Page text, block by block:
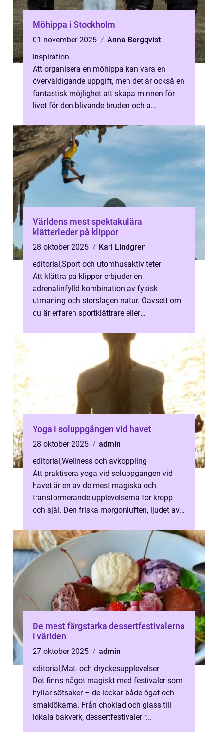
Möhippa i Stockholm
01 november 2025
Anna Bergqvist
inspiration
Att organisera en möhippa kan vara en
överväldigande uppgift, men det är också en
fantastisk möjlighet att skapa minnen för
livet för den blivande bruden och a...
Världens mest spektakulära
klätterleder på klippor
28 oktober 2025
Karl Lindgren
editorial,Sport och utomhusaktiviteter
Att klättra på klippor erbjuder en
adrenalinfylld kombination av fysisk
utmaning och storslagen natur. Oavsett om
du är erfaren sportklättrare eller
Yoga i soluppgången vid havet
28 oktober 2025
admin
editorial,Wellness och avkoppling
Att praktisera yoga vid soluppgången vid
havet är en av de mest magiska och
transformerande upplevelserna för kropp
och själ. Den friska morgonluften, ljudet av
De mest färgstarka dessertfestivalerna
i världen
27 oktober 2025
admin
editorial,Mat- och dryckesupplevelser
Det finns något magiskt med festivaler som
hyllar sötsaker – de lockar både ögat och
smaklökarna. Från choklad och glass till
lokala bakverk, dessertfestivaler r...